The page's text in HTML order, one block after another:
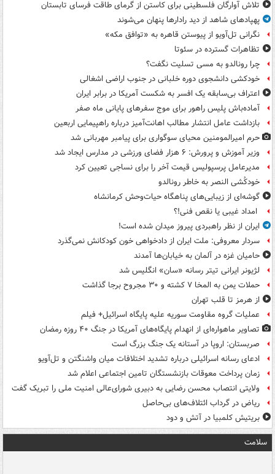
تلاش آوارگان فلسطینی برای کاستن از گرمای طاقت فرسای تابستان
پهپادهای شاهد از دید رادارها پنهان می‌شوند
نگرانی تل‌آویو از پیوستن قاهره به «توافق مکه»
تظاهرات گسترده در سئوتا
چرا رونالدو به مسی تسلیت نگفت؟
خودکشی دانشجوی دوره خلبانی در جنوب اراضی اشغالی
اعتراف بی‌سابقه یک افسر به شکست آمریکا در برابر ایران
آماده‌باش پلیس راهور برای موج سفرهای پایانی ماه صفر
بازداشت عامل انتشار مطالب اهانت‌آمیز درباره راهپیمایی اربعین
حرم امیرالمومنین محیای سوگواری برای پیامبر مهربانی شد
وزیر آموزش و پرورش: ۶ هزار فضای ورزشی در مدارس ایجاد شد
مدیرعامل پرسپولیس قیمت آخر را برای نساجی تعیین کرد
خودکُشی النصر به خاطر رونالدو
گوشه‌ای از زیبایی‌های پناهگاه‌ حیات‌وحش کرمانشاه
امداد غیبی یا نقص فنی!؟
ایران از نظر راهبردی پیروز میدان شده است!
سردار معروفی: ملت ایران از دادخواهی خون کودکانش نمی‌گذرد
حامیان غزه در آلمان به خیابان‌ها آمدند
لژیونر ایرانی تیتر رسانه «سان» انگلیس شد
حملات یمن به المخا ۷ کشته و ۳۰ مجروح برجا گذاشت
از هرمز تا قلب تهران
عملیات گروه مقاومت سوریه علیه پایگاه اسرائیل+ فیلم
تصاویر ماهواره‌ای از انهدام پایگاه‌های آمریکا در جنگ ۴۰ روزه رمضان
صربستان: اروپا در آستانه یک جنگ بزرگ است
ادعای رسانه اسرائیلی درباره تشدید اختلافات میان واشنگتن و تل‌آویو
زمان پرداخت معوقات بازنشستگان تامین اجتماعی اعلام شد
ولایتی انتصاب محسن رضایی به دبیری شورای‌عالی امنیت ملی را تبریک گفت
ریاض در گرداب ائتلاف‌های بی‌حاصل
بریتیش کلمبیا در آتش و دود
سلامت